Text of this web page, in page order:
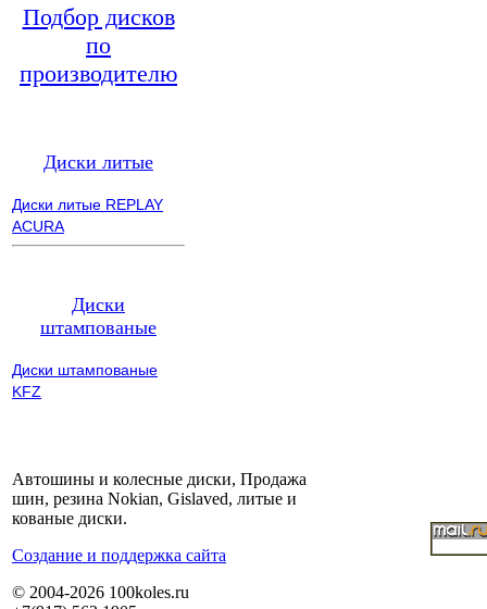
Подбор дисков
по
производителю
Диски литые
Диски литые REPLAY
ACURA
Диски
штампованые
Диски штампованые
KFZ
Автошины и колесные диски, Продажа
шин, резина Nokian, Gislaved, литые и
кованые диски.
Cоздание и поддержка сайта
© 2004-2026 100koles.ru